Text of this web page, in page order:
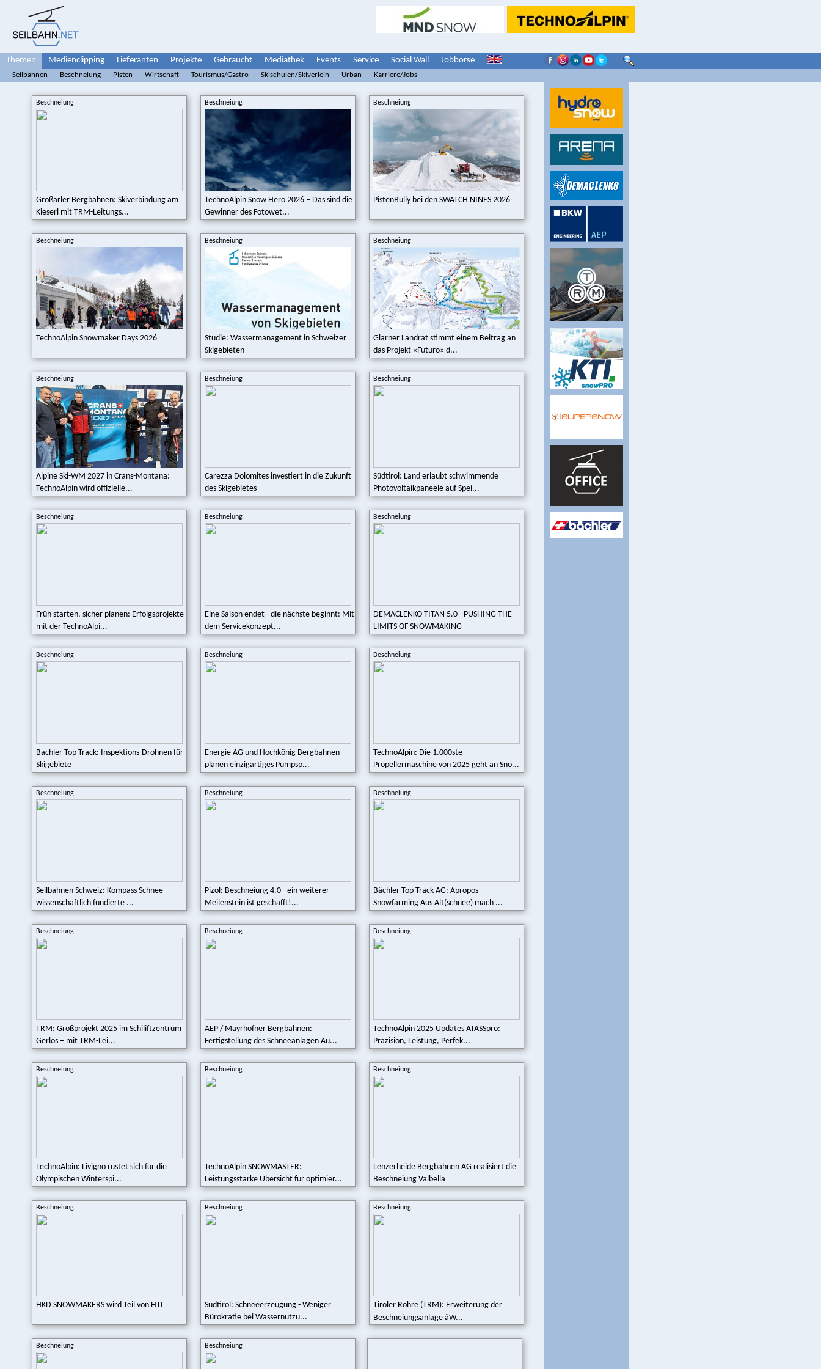
Themen Medienclipping Lieferanten Projekte Gebraucht Mediathek Events Service Social Wall Jobbörse
Seilbahnen Beschneiung Pisten Wirtschaft Tourismus/Gastro Skischulen/Skiverleih Urban Karriere/Jobs
Beschneiung
Großarler Bergbahnen: Skiverbindung am
Kieserl mit TRM-Leitungs...
Beschneiung
TechnoAlpin Snow Hero 2026 – Das sind die
Gewinner des Fotowet...
Beschneiung
PistenBully bei den SWATCH NINES 2026
Beschneiung
TechnoAlpin Snowmaker Days 2026
Beschneiung
Studie: Wassermanagement in Schweizer
Skigebieten
Beschneiung
Glarner Landrat stimmt einem Beitrag an
das Projekt «Futuro» d...
Beschneiung
Alpine Ski-WM 2027 in Crans-Montana:
TechnoAlpin wird offizielle...
Beschneiung
Carezza Dolomites investiert in die Zukunft
des Skigebietes
Beschneiung
Südtirol: Land erlaubt schwimmende
Photovoltaikpaneele auf Spei...
Beschneiung
Früh starten, sicher planen: Erfolgsprojekte
mit der TechnoAlpi...
Beschneiung
Eine Saison endet - die nächste beginnt: Mit
dem Servicekonzept...
Beschneiung
DEMACLENKO TITAN 5.0 - PUSHING THE
LIMITS OF SNOWMAKING
Beschneiung
Bachler Top Track: Inspektions-Drohnen für
Skigebiete
Beschneiung
Energie AG und Hochkönig Bergbahnen
planen einzigartiges Pumpsp...
Beschneiung
TechnoAlpin: Die 1.000ste
Propellermaschine von 2025 geht an Sno...
Beschneiung
Seilbahnen Schweiz: Kompass Schnee -
wissenschaftlich fundierte ...
Beschneiung
Pizol: Beschneiung 4.0 - ein weiterer
Meilenstein ist geschafft!...
Beschneiung
Bächler Top Track AG: Apropos
Snowfarming Aus Alt(schnee) mach ...
Beschneiung
TRM: Großprojekt 2025 im Schiliftzentrum
Gerlos – mit TRM-Lei...
Beschneiung
AEP / Mayrhofner Bergbahnen:
Fertigstellung des Schneeanlagen Au...
Beschneiung
TechnoAlpin 2025 Updates ATASSpro:
Präzision, Leistung, Perfek...
Beschneiung
TechnoAlpin: Livigno rüstet sich für die
Olympischen Winterspi...
Beschneiung
TechnoAlpin SNOWMASTER:
Leistungsstarke Übersicht für optimier...
Beschneiung
Lenzerheide Bergbahnen AG realisiert die
Beschneiung Valbella
Beschneiung
HKD SNOWMAKERS wird Teil von HTI
Beschneiung
Südtirol: Schneeerzeugung - Weniger
Bürokratie bei Wassernutzu...
Beschneiung
Tiroler Rohre (TRM): Erweiterung der
Beschneiungsanlage âW...
Beschneiung Beschneiung